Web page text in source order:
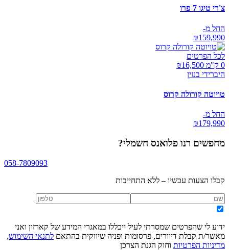
צ'רי טיגו 7 פרו
החל מ-
₪159,990
לכל הפרטים
0 ק"מ ₪
16,500
היברידי בנזין
טויוטה קורולה קרוס
החל מ-
₪179,990
מחפשים רנו פלואנס חשמלי?
058-7809093
קבלו הצעות עכשיו – ללא התחייבות
ידוע לי שהפרטים שמסרתי לעיל ייכללו במאגרי המידע של קארזון ואני
מאשר/ת קבלת דיוורים, פרסומות ופניה שיווקית בהתאם לתנאי השימוש,
מדיניות הפרטיות וחוק הגנת הצרכן